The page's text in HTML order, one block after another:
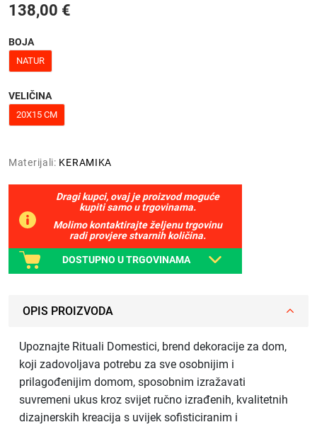
138,00 €
BOJA
NATUR
VELIČINA
20X15 CM
Materijali: KERAMIKA
Dragi kupci, ovaj je proizvod moguće
kupiti samo u trgovinama.
Molimo kontaktirajte željenu trgovinu
radi provjere stvarnih količina.
DOSTUPNO U TRGOVINAMA
OPIS PROIZVODA
Upoznajte Rituali Domestici, brend dekoracije za dom,
koji zadovoljava potrebu za sve osobnijim i
prilagođenijim domom, sposobnim izražavati
suvremeni ukus kroz svijet ručno izrađenih, kvalitetnih
dizajnerskih kreacija s uvijek sofisticiranim i